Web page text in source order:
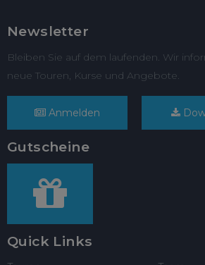
Newsletter
Bleiben Sie auf dem laufenden. Wir
neue Touren, Kurse und Angebote.
Anmelden
Gutscheine
Quick Links